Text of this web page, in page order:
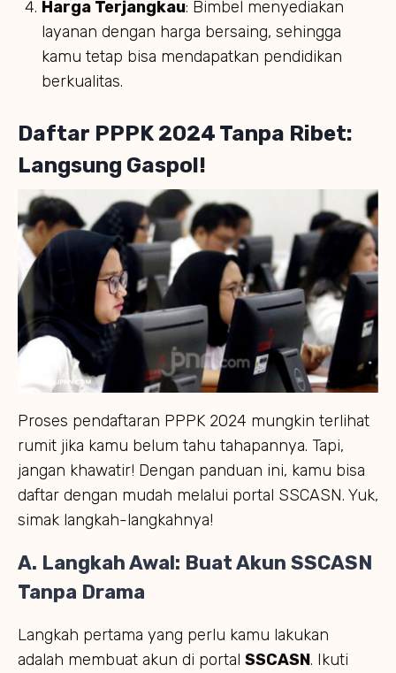
Harga Terjangkau: Bimbel menyediakan
layanan dengan harga bersaing, sehingga
kamu tetap bisa mendapatkan pendidikan
berkualitas.
Daftar PPPK 2024 Tanpa Ribet:
Langsung Gaspol!
Proses pendaftaran PPPK 2024 mungkin terlihat
rumit jika kamu belum tahu tahapannya. Tapi,
jangan khawatir! Dengan panduan ini, kamu bisa
daftar dengan mudah melalui portal SSCASN. Yuk,
simak langkah-langkahnya!
A. Langkah Awal: Buat Akun SSCASN
Tanpa Drama
Langkah pertama yang perlu kamu lakukan
adalah membuat akun di portal SSCASN. Ikuti